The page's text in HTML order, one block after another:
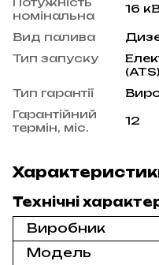
номінальна
16
Вид палива
Тип запуску
(ATS)
Тип гарантії
Гарантійний
термін, міс.
12
Технічні
Виробник
Модель